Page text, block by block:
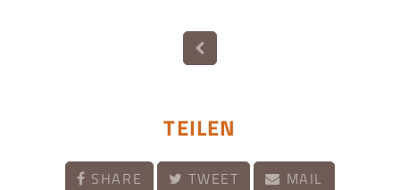
TEILEN
SHARE TWEET
MAIL